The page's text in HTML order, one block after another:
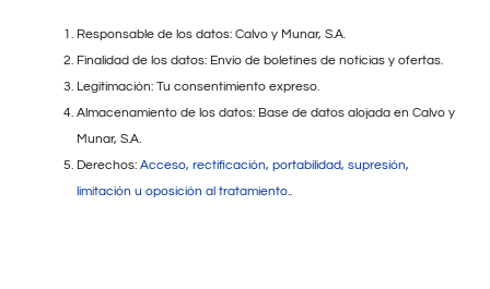
Responsable de los datos: Calvo y Munar, S.A.
Finalidad de los datos: Envío de boletines de noticias y ofertas.
Legitimación: Tu consentimiento expreso.
Almacenamiento de los datos: Base de datos alojada en Calvo y
Munar, S.A.
Derechos: Acceso, rectificación, portabilidad, supresión,
limitación u oposición al tratamiento..